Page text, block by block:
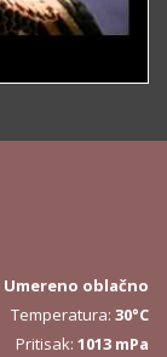
Umereno oblačno
Temperatura: 30°C
Pritisak: 1013 mPa